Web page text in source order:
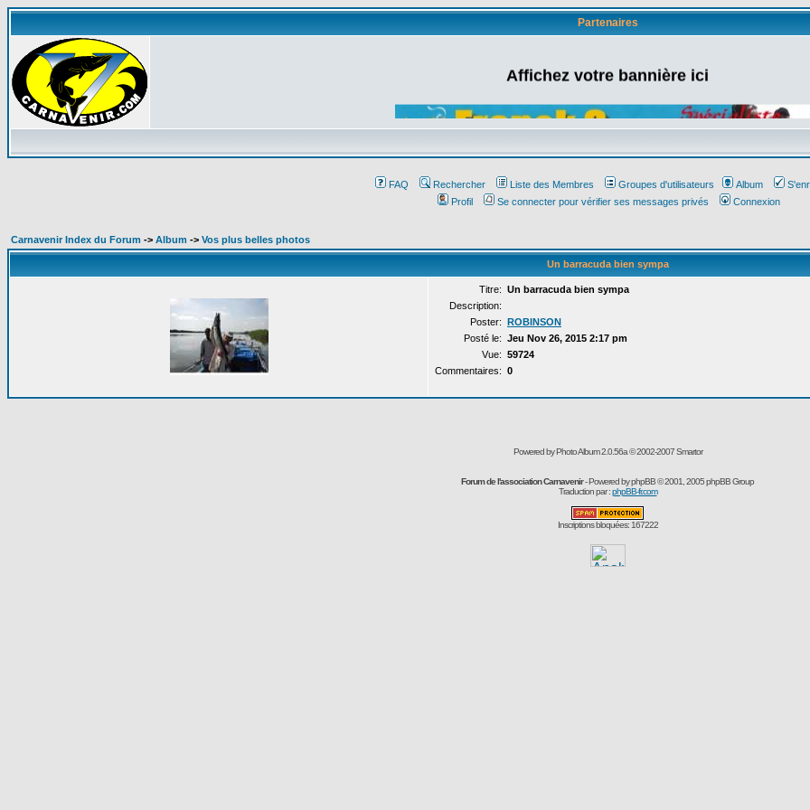
Partenaires
Affichez votre bannière ici
FAQ Rechercher Liste des Membres Groupes d'utilisateurs Album
Profil
Se connecter pour vérifier ses messages privés Connexion
Carnavenir Index du Forum -> Album -> Vos plus belles photos
Un barracuda bien sympa
Titre: Un barracuda bien sympa
Description:
Poster: ROBINSON
Posté le: Jeu Nov 26, 2015 2:17 pm
Vue: 59724
Commentaires: 0
Powered by Photo Album 2.0.56a © 2002-2007Smartor
Forum de l'association Carnavenir- Powered byphpBB© 2001, 2005 phpBB Group
Traduction par :phpBB-fr.com
Inscriptions bloquées: 167222